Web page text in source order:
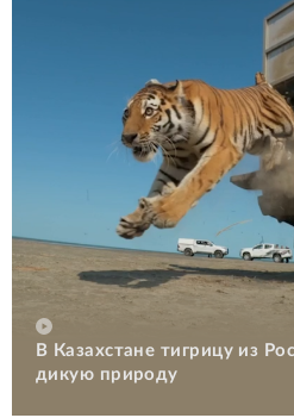
В Казахстане тигрицу из
дикую природу